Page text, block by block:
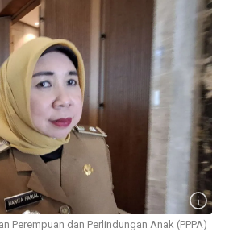
Perempuan dan Perlindungan Anak (PPPA)